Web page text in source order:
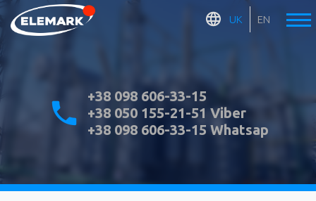
UK EN
+38 098 606-33-15
+38 050 155-21-51 Viber
+38 098 606-33-15 Whatsap